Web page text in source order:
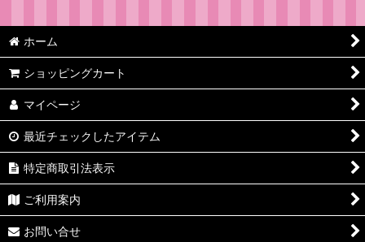
ホーム
ショッピングカート
マイページ
最近チェックしたアイテム
特定商取引法表示
ご利用案内
お問い合せ